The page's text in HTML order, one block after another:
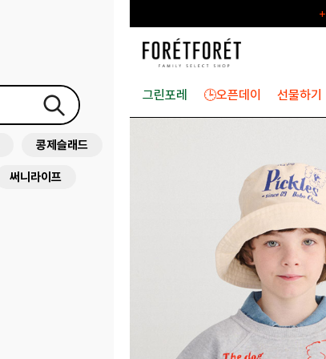
그린포레 🕒오픈데이 선물하기
콩제슬래드
써니라이프